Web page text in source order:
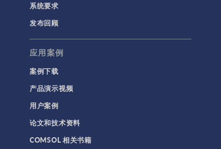
系统要求
发布回顾
应用案例
案例下载
产品演示视频
用户案例
论文和技术资料
COMSOL 相关书籍